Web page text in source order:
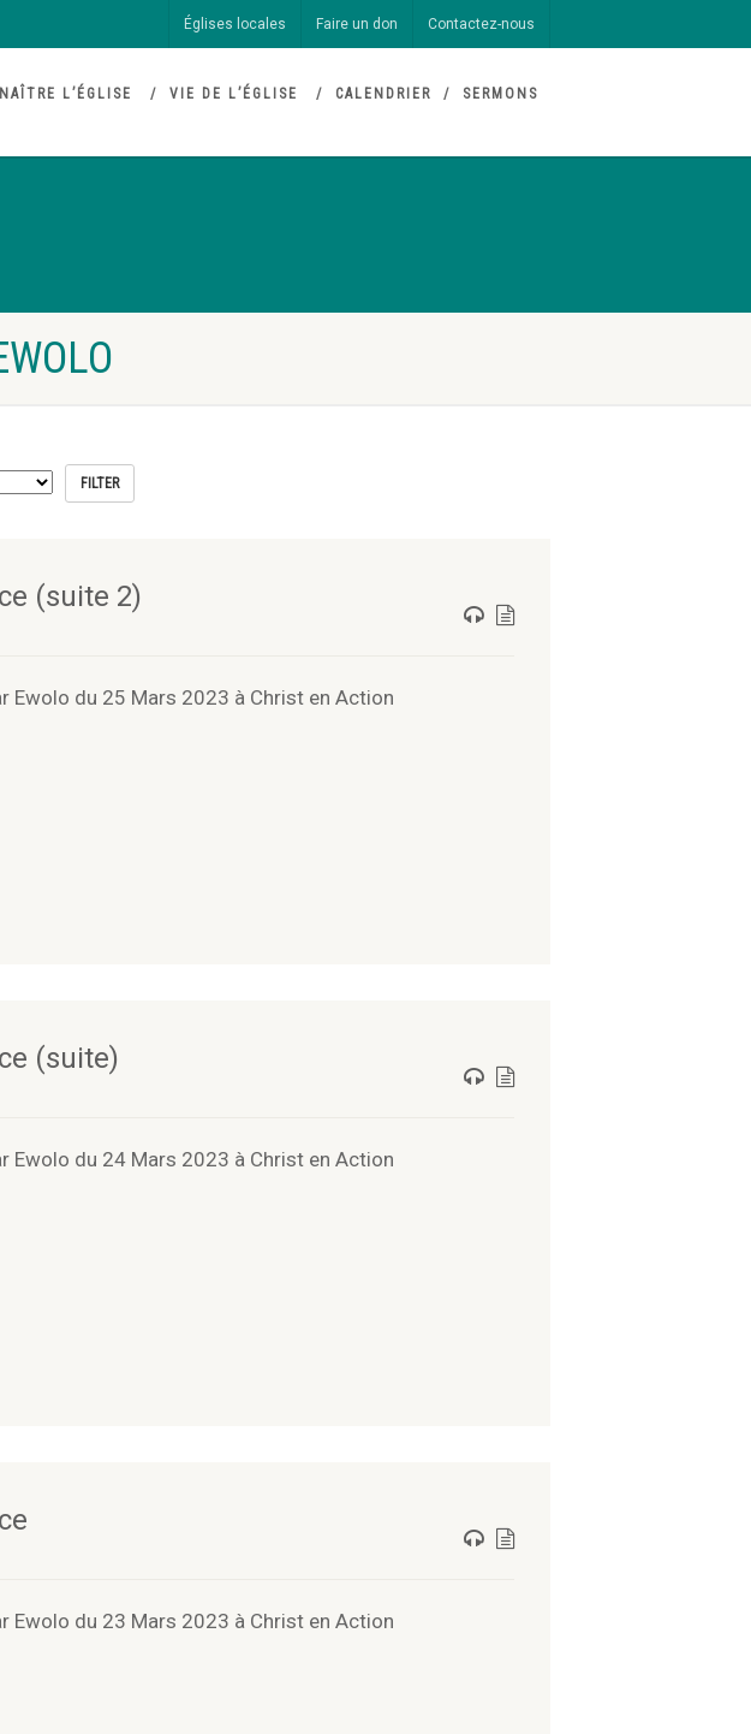
Églises locales Faire un don Contactez-nous
L’ÉGLISE VIE DE L’ÉGLISE CALENDRIER SERMONS
(suite 2)
Ewolo du 25 Mars 2023 à Christ en Action
(suite)
Ewolo du 24 Mars 2023 à Christ en Action
Ewolo du 23 Mars 2023 à Christ en Action